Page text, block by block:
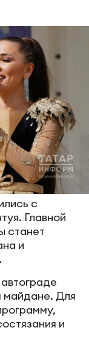
с
Главной
станет
и
майдане. Для
и